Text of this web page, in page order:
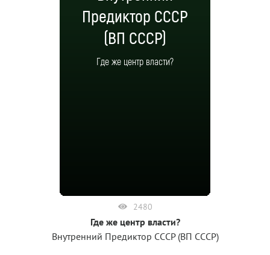
Предиктор СССР
(ВП СССР)
Где же центр власти?
2480
Где же центр власти?
Внутренний Предиктор СССР (ВП СССР)